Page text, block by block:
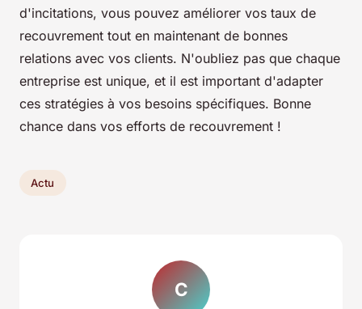
d'incitations, vous pouvez améliorer vos taux de
recouvrement tout en maintenant de bonnes
relations avec vos clients. N'oubliez pas que chaque
entreprise est unique, et il est important d'adapter
ces stratégies à vos besoins spécifiques. Bonne
chance dans vos efforts de recouvrement !
Actu
C